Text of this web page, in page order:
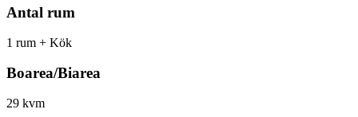
Antal rum
1 rum + Kök
Boarea/Biarea
29 kvm